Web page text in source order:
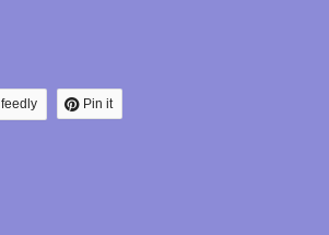
feedly Pin it